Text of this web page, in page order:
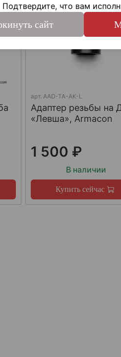
арт. AAD-TA-AK-L
Адаптер резьбы на
«Левша», Armacon
1 500 ₽
В наличии
Купить сейчас
Подтвердите, что вам
сайт